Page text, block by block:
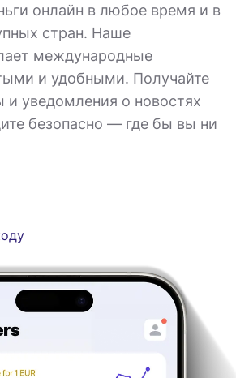
онлайн в любое время и в
стран. Наше
международные
и удобными. Получайте
и уведомления о новостях
безопасно — где бы вы ни